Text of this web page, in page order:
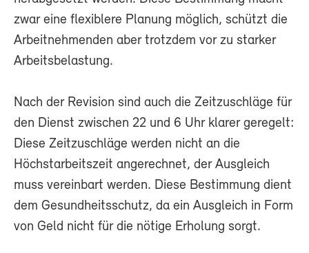
zwar eine flexiblere Planung möglich, schützt die
Arbeitnehmenden aber trotzdem vor zu starker
Arbeitsbelastung.
Nach der Revision sind auch die Zeitzuschläge für
den Dienst zwischen 22 und 6 Uhr klarer geregelt:
Diese Zeitzuschläge werden nicht an die
Höchstarbeitszeit angerechnet, der Ausgleich
muss vereinbart werden. Diese Bestimmung dient
dem Gesundheitsschutz, da ein Ausgleich in Form
von Geld nicht für die nötige Erholung sorgt.